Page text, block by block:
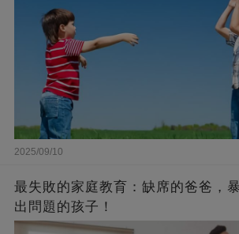
2025/09/10
最失敗的家庭教育：缺席的爸爸，
出問題的孩子！